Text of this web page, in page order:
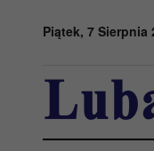
Piątek, 7 Sierpnia